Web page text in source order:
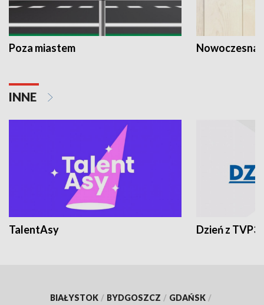
Poza miastem Nowoczesna
INNE
TalentAsy Dzień z TVP3
BIAŁYSTOK / BYDGOSZCZ / GDAŃSK /